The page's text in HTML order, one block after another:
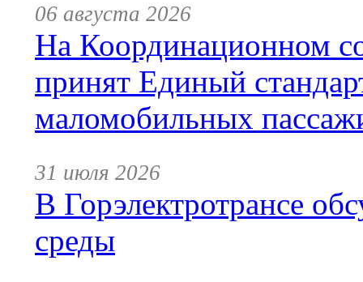
06 августа 2026
На Координационном
принят Единый
маломобильных
31 июля 2026
В Горэлектротрансе
среды